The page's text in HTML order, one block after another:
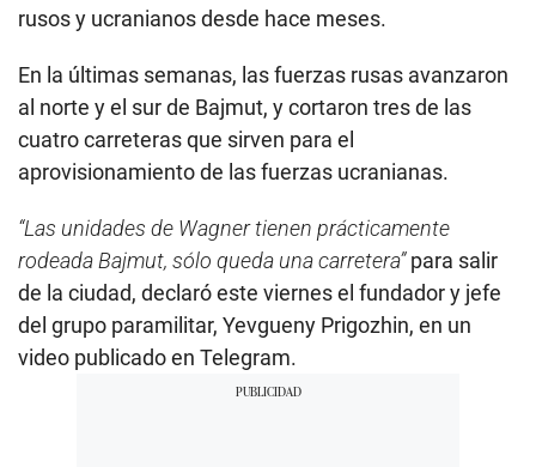
rusos y ucranianos desde hace meses.
En la últimas semanas, las fuerzas rusas avanzaron
al norte y el sur de Bajmut, y cortaron tres de las
cuatro carreteras que sirven para el
aprovisionamiento de las fuerzas ucranianas.
“Las unidades de Wagner tienen prácticamente
rodeada Bajmut, sólo queda una carretera”para salir
de la ciudad, declaró este viernes el fundador y jefe
del grupo paramilitar, Yevgueny Prigozhin, en un
video publicado en Telegram.